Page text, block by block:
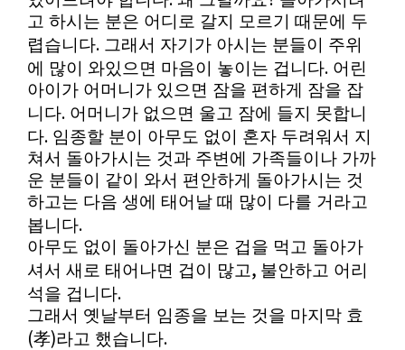
고 하시는 분은 어디로 갈지 모르기 때문에 두
렵습니다. 그래서 자기가 아시는 분들이 주위
에 많이 와있으면 마음이 놓이는 겁니다. 어린
아이가 어머니가 있으면 잠을 편하게 잠을 잡
니다. 어머니가 없으면 울고 잠에 들지 못합니
다. 임종할 분이 아무도 없이 혼자 두려워서 지
쳐서 돌아가시는 것과 주변에 가족들이나 가까
운 분들이 같이 와서 편안하게 돌아가시는 것
하고는 다음 생에 태어날 때 많이 다를 거라고
봅니다.
아무도 없이 돌아가신 분은 겁을 먹고 돌아가
셔서 새로 태어나면 겁이 많고, 불안하고 어리
석을 겁니다.
그래서 옛날부터 임종을 보는 것을 마지막 효
(孝)라고 했습니다.